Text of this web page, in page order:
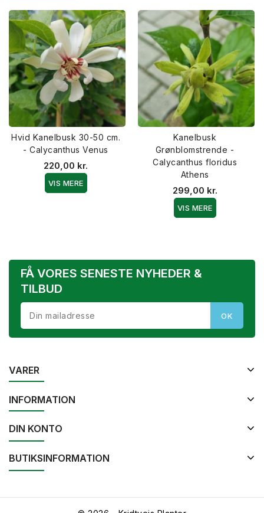
Hvid Kanelbusk 30-50 cm.
- Calycanthus Venus
220,00 kr.
VIS MERE
Kanelbusk
Grønblomstrende -
Calycanthus floridus
Athens
299,00 kr.
VIS MERE
FÅ VORES SENESTE NYHEDER &
TILBUD
VARER
INFORMATION
DIN KONTO
BUTIKSINFORMATION